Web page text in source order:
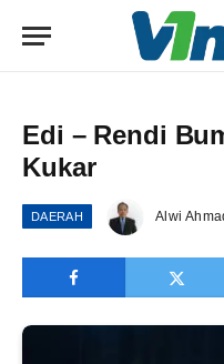
Edi – Rendi
Kukar
DAERAH Alwi